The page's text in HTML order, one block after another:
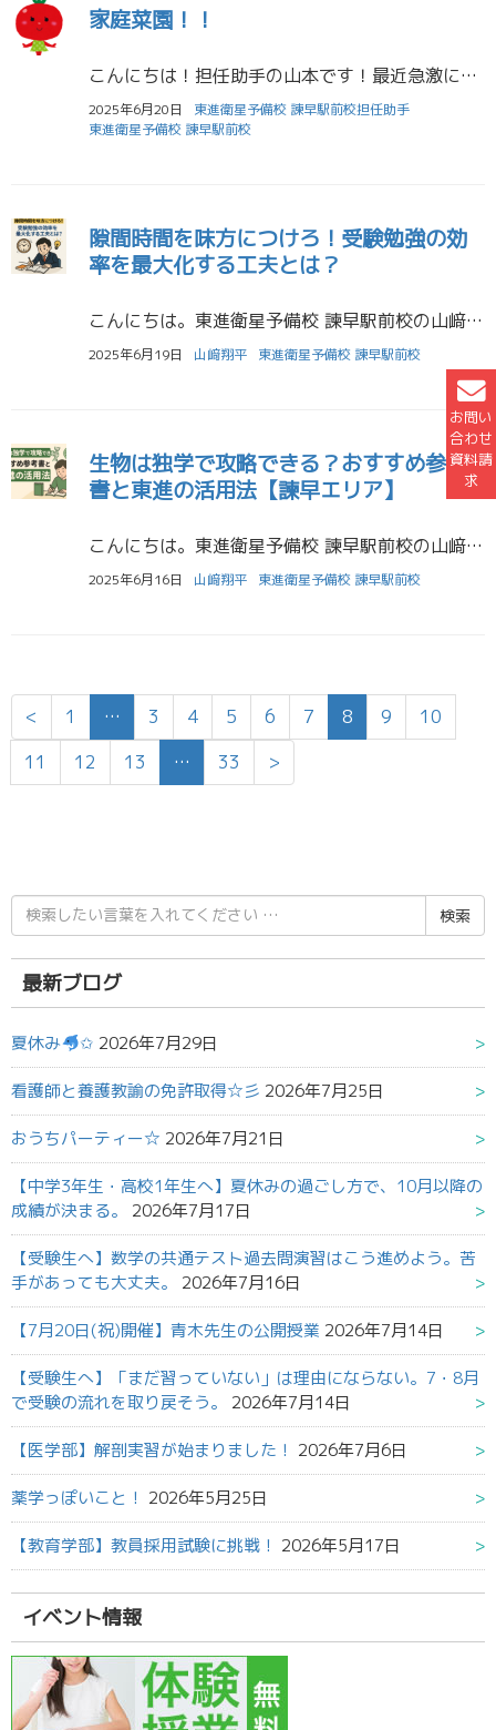
お問い
合わせ
資料請
求
家庭菜園！！
こんにちは！担任助手の山本です！最近急激に暑くなってきましたね。体調管理に十分気をつけながら、勉強頑張っていきましょう！ 今回は、私が育てているトマトの苗を紹介したいと思います。右が大玉トマトで左側がミニトマトです。一 […]
2025年6月20日
東進衛星予備校 諫早駅前校担任助手
東進衛星予備校 諫早駅前校
隙間時間を味方につけろ！受験勉強の効
率を最大化する工夫とは？
こんにちは。東進衛星予備校 諫早駅前校の山﨑です。 受験生にとって最も大切なことは、何がなんでも第一志望校に合格することです。 そのためには、日々の学習時間を最大限に活用する工夫が求められます。 今回は、限られた時間の中 […]
2025年6月19日 山﨑翔平 東進衛星予備校 諫早駅前校
生物は独学で攻略できる？おすすめ参考
書と東進の活用法【諫早エリア】
こんにちは。東進衛星予備校 諫早駅前校の山﨑です。 「生物って暗記すればなんとかなるのでは？」 「教科書を読んでも用語が覚えられない…」 「記述問題の書き方がわからない…」 そんな悩みを持つ高校生・保護者の皆さまに向けて […]
2025年6月16日 山﨑翔平 東進衛星予備校 諫早駅前校
< 1 … 3 4 5 6 7 8 9
10
11
12 13 … 33 >
検
索
結
果:
最新ブログ
夏休み ✩ 2026年7月29日
看護師と養護教諭の免許取得☆彡 2026年7月25日
おうちパーティー☆ 2026年7月21日
【中学3年生・高校1年生へ】夏休みの過ごし方で、10月以降の
成績が決まる。
2026年7月17日
【受験生へ】数学の共通テスト過去問演習はこう進めよう。苦
手があっても大丈夫。
2026年7月16日
【7月20日(祝)開催】青木先生の公開授業 2026年7月14日
【受験生へ】「まだ習っていない」は理由にならない。7・8月
で受験の流れを取り戻そう。
2026年7月14日
【医学部】解剖実習が始まりました！ 2026年7月6日
薬学っぽいこと！ 2026年5月25日
【教育学部】教員採用試験に挑戦！ 2026年5月17日
イベント情報